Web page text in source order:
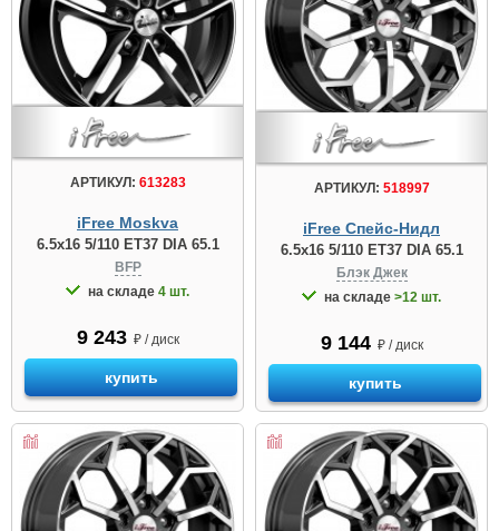
АРТИКУЛ: 613283
iFree Moskva
6.5x16 5/110 ET37 DIA 65.1
BFP
на складе 4 шт.
9 243 ₽ / диск
купить
АРТИКУЛ: 518997
iFree Спейс-Нидл
6.5x16 5/110 ET37 DIA 65.1
Блэк Джек
на складе >12 шт.
9 144 ₽ / диск
купить